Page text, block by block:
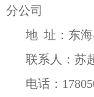
分公司
地 址：东
联系人：苏
电话：